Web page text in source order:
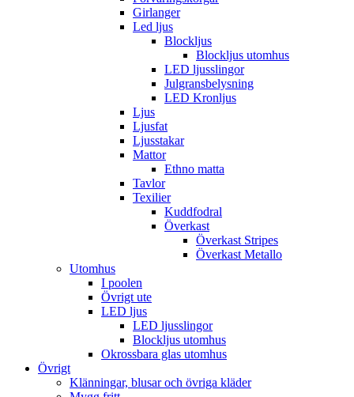
Girlanger
Led ljus
Blockljus
Blockljus utomhus
LED ljusslingor
Julgransbelysning
LED Kronljus
Ljus
Ljusfat
Ljusstakar
Mattor
Ethno matta
Tavlor
Texilier
Kuddfodral
Överkast
Överkast Stripes
Överkast Metallo
Utomhus
I poolen
Övrigt ute
LED ljus
LED ljusslingor
Blockljus utomhus
Okrossbara glas utomhus
Övrigt
Klänningar, blusar och övriga kläder